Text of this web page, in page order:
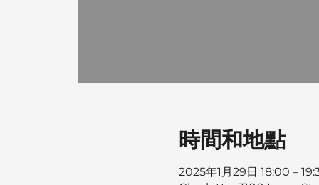
時間和地點
2025年1月29日 18:00 –